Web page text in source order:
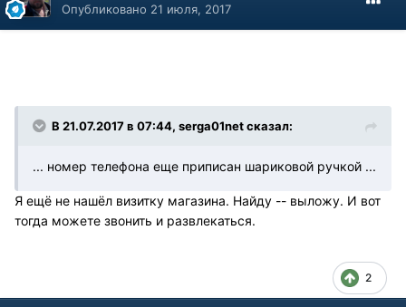
Опубликовано 21 июля, 2017
В 21.07.2017 в 07:44, serga01net сказал:
... номер телефона еще приписан шариковой ручкой ...
Я ещё не нашёл визитку магазина. Найду -- выложу. И вот
тогда можете звонить и развлекаться.
2